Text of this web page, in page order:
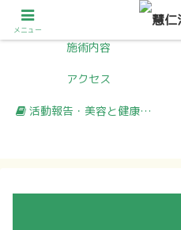
施術内容
アクセス
活動報告・美容と健康コラム
メニュー